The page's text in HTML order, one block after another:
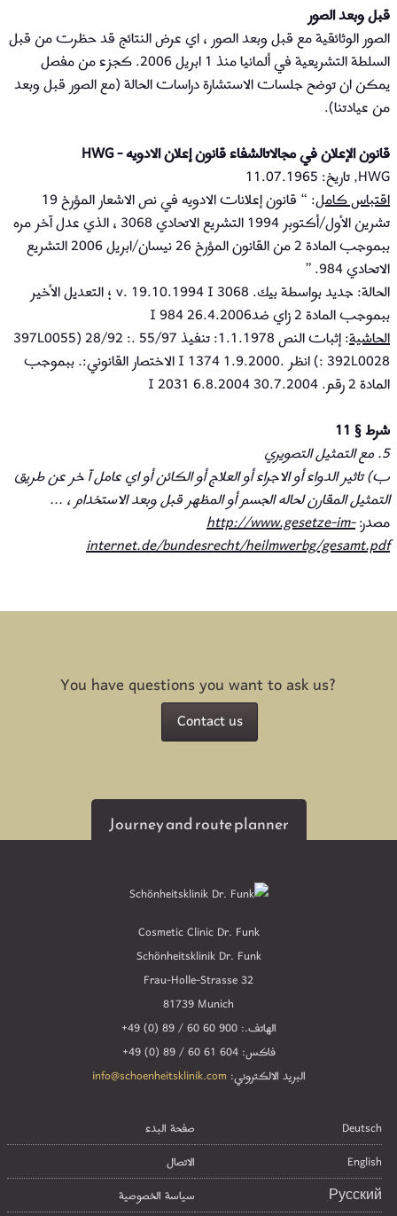
قبل وبعد الصور
الصور الوثائقية مع قبل وبعد الصور ، اي عرض النتائج قد حظرت من قبل
السلطة التشريعية في ألمانيا منذ 1 ابريل 2006. كجزء من مفصل
يمكن ان توضح جلسات الاستشارة دراسات الحالة (مع الصور قبل وبعد
من عيادتنا).
قانون الإعلان في مجالاتالشفاء قانون إعلان الادويه - HWG
HWG, تاريخ: 11.07.1965
اقتباس كامل : “ قانون إعلانات الادويه في نص الاشعار المؤرخ 19
تشرين الأول/أكتوبر 1994 التشريع الاتحادي 3068 ، الذي عدل آخر مره
ببموجب المادة 2 من القانون المؤرخ 26 نيسان/ابريل 2006 التشريع
الاتحادي 984. ”
الحالة: جديد بواسطة بيك. v. 19.10.1994 I 3068 ؛ التعديل الأخير
ببموجب المادة 2 زاي ضد26.4.2006 I 984
الحاشية : إثبات النص 1.1.1978: تنفيذ 55/97 .: 397L0055) 28/92
: 392L0028) انظر .1.9.2000 I 1374 الاختصار القانوني:. ببموجب
المادة 2 رقم. 30.7.2004 I 2031 6.8.2004
شرط § 11
5. مع التمثيل التصويري
ب) تاثير الدواء أو الاجراء أو العلاج أو الكائن أو اي عامل آ خر عن طريق
التمثيل المقارن لحاله الجسم أو المظهر قبل وبعد الاستخدام ، ...
مصدر:http://www.gesetze-im-
internet.de/bundesrecht/heilmwerbg/gesamt.pdf
You have questions you want to ask us?
Contact us
Journey and route planner
Cosmetic Clinic Dr. Funk
Schönheitsklinik Dr. Funk
Frau-Holle-Strasse 32
81739 Munich
الهاتف.:+49 (0) 89 / 60 60 900
فاكس:+49 (0) 89 / 60 61 604
البريد الالكتروني: info@schoenheitsklinik.com
صفحة البدء
الاتصال
سياسة الخصوصية
Deutsch
English
Русский